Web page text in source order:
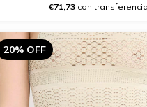
€71,73 con transferencia
20% OFF